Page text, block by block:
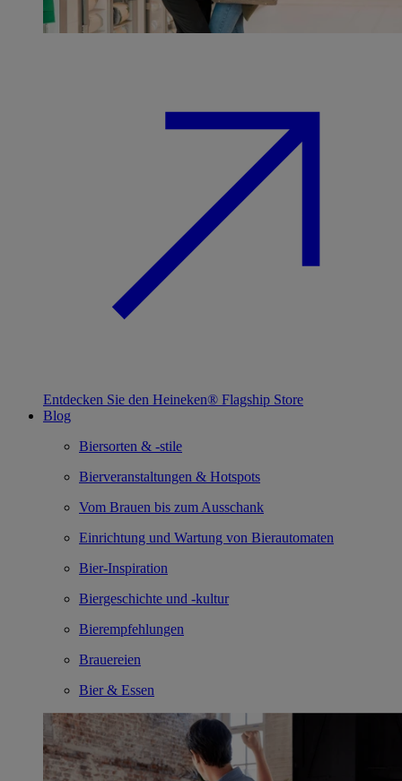
Entdecken Sie den Heineken® Flagship Store
Blog
Biersorten & -stile
Bierveranstaltungen & Hotspots
Vom Brauen bis zum Ausschank
Einrichtung und Wartung von Bierautomaten
Bier-Inspiration
Biergeschichte und -kultur
Bierempfehlungen
Brauereien
Bier & Essen